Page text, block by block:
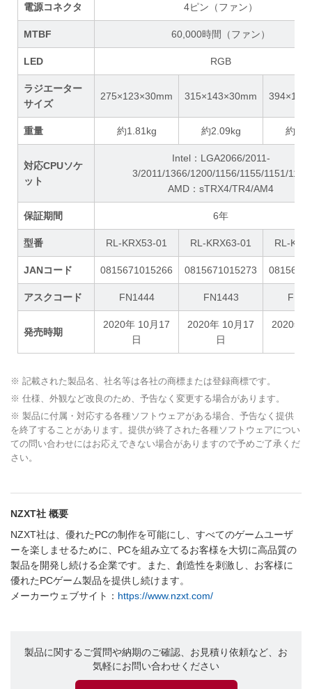
電源コネクタ 4ピン（ファン）
MTBF 60,000時間（ファン）
LED RGB
ラジエーター
サイズ
275×123×30mm 315×143×30mm
重量 約1.81kg 約2.09kg 約
対応CPUソケ
ット
Intel：LGA2066/2011-
3/2011/1366/1200/1156/1155/1151/1150
AMD：sTRX4/TR4/AM4
保証期間 6年
型番 RL-KRX53-01 RL-KRX63-01 RL-
JANコード 0815671015266 0815671015273
アスクコード FN1444 FN1443
発売時期
2020年 10月17
日
2020年 10月17
日
2020年
※ 記載された製品名、社名等は各社の商標または登録商標です。
※ 仕様、外観など改良のため、予告なく変更する場合があります。
※ 製品に付属・対応する各種ソフトウェアがある場合、予告なく提供
を終了することがあります。提供が終了された各種ソフトウェアについ
ての問い合わせにはお応えできない場合がありますので予めご了承くだ
さい。
NZXT社 概要
NZXT社は、優れたPCの制作を可能にし、すべてのゲームユーザ
ーを楽しませるために、PCを組み立てるお客様を大切に高品質の
製品を開発し続ける企業です。また、創造性を刺激し、お客様に
優れたPCゲーム製品を提供し続けます。
メーカーウェブサイト： https://www.nzxt.com/
製品に関するご質問や納期のご確認、お見積り依頼など、お
気軽にお問い合わせください